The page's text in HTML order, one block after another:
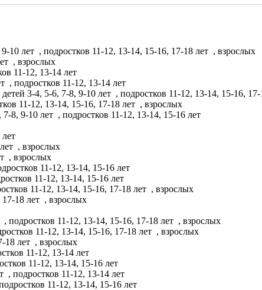
10 лет , подростков 11-12, 13-14, 15-16, 17-18 лет , взрослых
, взрослых
11-12, 13-14 лет
, подростков 11-12, 13-14 лет
детей 3-4, 5-6, 7-8, 9-10 лет , подростков 11-12, 13-14, 15-16, 17-
11-12, 13-14, 15-16, 17-18 лет , взрослых
7-8, 9-10 лет , подростков 11-12, 13-14, 15-16 лет
, взрослых
, взрослых
11-12, 13-14, 15-16 лет
11-12, 13-14, 15-16 лет
11-12, 13-14, 15-16, 17-18 лет , взрослых
18 лет , взрослых
, подростков 11-12, 13-14, 15-16, 17-18 лет , взрослых
11-12, 13-14, 15-16, 17-18 лет , взрослых
18 лет , взрослых
11-12, 13-14 лет
11-12, 13-14, 15-16 лет
, подростков 11-12, 13-14 лет
11-12, 13-14, 15-16 лет